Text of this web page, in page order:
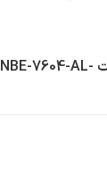
دوربین مداربسته بولت NBE-7604-AL-